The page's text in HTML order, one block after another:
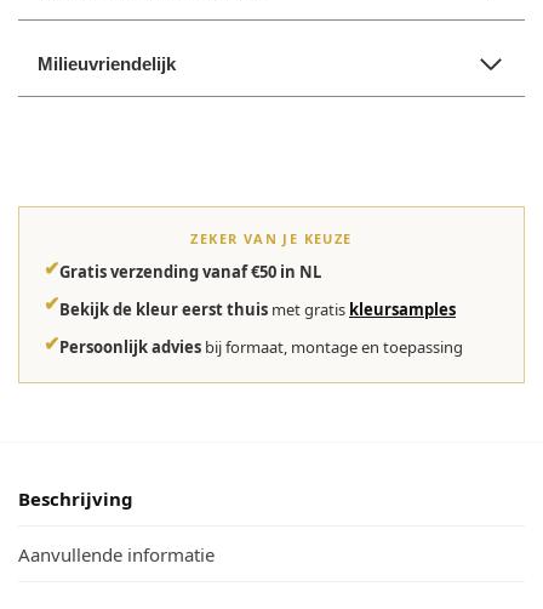
Milieuvriendelijk
ZEKER VAN JE KEUZE
✔Gratis verzending vanaf €50 in NL
✔Bekijk de kleur eerst thuis met gratis kleursamples
✔Persoonlijk advies bij formaat, montage en toepassing
Beschrijving
Aanvullende informatie